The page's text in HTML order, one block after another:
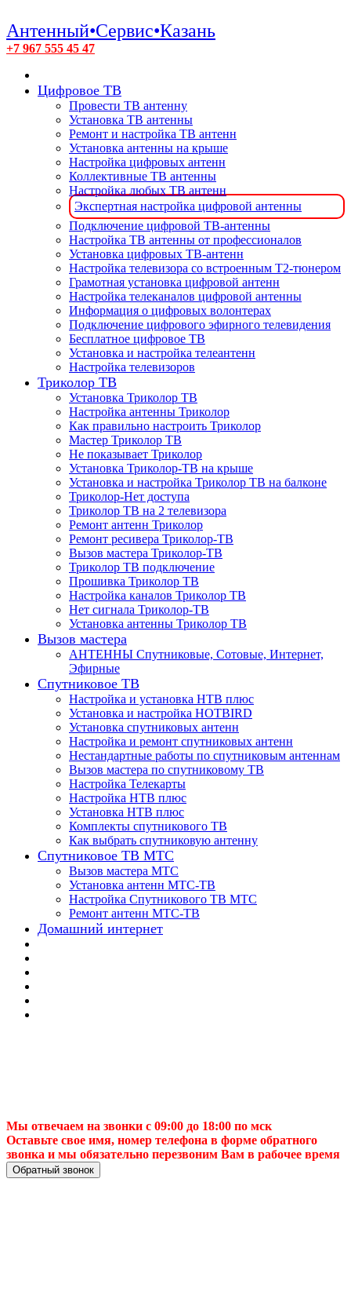
Антенный•Сервис•Казань
+7 967 555 45 47
Цифровое ТВ
Провести ТВ антенну
Установка ТВ антенны
Ремонт и настройка ТВ антенн
Установка антенны на крыше
Настройка цифровых антенн
Коллективные ТВ антенны
Настройка любых ТВ антенн
Экспертная настройка цифровой антенны
Подключение цифровой ТВ-антенны
Настройка ТВ антенны от профессионалов
Установка цифровых ТВ-антенн
Настройка телевизора со встроенным T2-тюнером
Грамотная установка цифровой антенн
Настройка телеканалов цифровой антенны
Информация о цифровых волонтерах
Подключение цифрового эфирного телевидения
Бесплатное цифровое ТВ
Установка и настройка телеантенн
Настройка телевизоров
Триколор ТВ
Установка Триколор ТВ
Настройка антенны Триколор
Как правильно настроить Триколор
Мастер Триколор ТВ
Не показывает Триколор
Установка Триколор-ТВ на крыше
Установка и настройка Триколор ТВ на балконе
Триколор-Нет доступа
Триколор ТВ на 2 телевизора
Ремонт антенн Триколор
Ремонт ресивера Триколор-ТВ
Вызов мастера Триколор-ТВ
Триколор ТВ подключение
Прошивка Триколор ТВ
Настройка каналов Триколор ТВ
Нет сигнала Триколор-ТВ
Установка антенны Триколор ТВ
Вызов мастера
АНТЕННЫ Спутниковые, Сотовые, Интернет,
Эфирные
Спутниковое ТВ
Настройка и установка НТВ плюс
Установка и настройка HOTBIRD
Установка спутниковых антенн
Настройка и ремонт спутниковых антенн
Нестандартные работы по спутниковым антеннам
Вызов мастера по спутниковому ТВ
Настройка Телекарты
Настройка НТВ плюс
Установка НТВ плюс
Комплекты спутникового ТВ
Как выбрать спутниковую антенну
Спутниковое ТВ МТС
Вызов мастера МТС
Установка антенн МТС-ТВ
Настройка Спутникового ТВ МТС
Ремонт антенн МТС-ТВ
Домашний интернет
Мы отвечаем на звонки с 09:00 до 18:00 по мск
Оставьте свое имя, номер телефона в форме обратного
звонка и мы обязательно перезвоним Вам в рабочее время
Обратный звонок